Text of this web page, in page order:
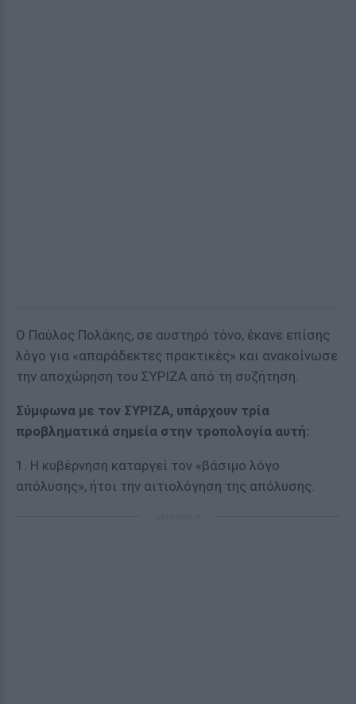
Ο Παύλος Πολάκης, σε αυστηρό τόνο, έκανε επίσης
λόγο για «απαράδεκτες πρακτικές» και ανακοίνωσε
την αποχώρηση του ΣΥΡΙΖΑ από τη συζήτηση.
Σύμφωνα με τον ΣΥΡΙΖΑ, υπάρχουν τρία
προβληματικά σημεία στην τροπολογία αυτή:
1. Η κυβέρνηση καταργεί τον «βάσιμο λόγο
απόλυσης», ήτοι την αιτιολόγηση της απόλυσης.